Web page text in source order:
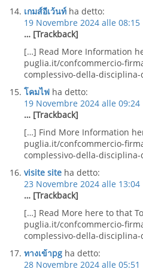
เกมส์อีเว้นท์ ha detto:
19 Novembre 2024 alle 08:15
… [Trackback]
[…] Read More Information
puglia.it/confcommercio-
complessivo-della-
โคมไฟ ha detto:
19 Novembre 2024 alle 09:24
… [Trackback]
[…] Find More Information
puglia.it/confcommercio-
complessivo-della-
visite site ha detto:
23 Novembre 2024 alle 13:04
… [Trackback]
[…] Read More here to that
puglia.it/confcommercio-
complessivo-della-
ทางเข้าpg ha detto:
28 Novembre 2024 alle 05:51